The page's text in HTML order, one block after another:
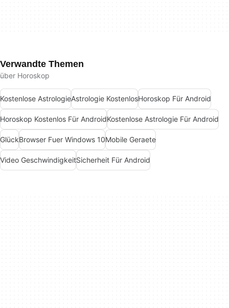
Verwandte Themen
über Horoskop
Kostenlose AstrologieAstrologie KostenlosHoroskop Für Android
Horoskop Kostenlos Für AndroidKostenlose Astrologie Für Android
GlückBrowser Fuer Windows 10Mobile Geraete
Video GeschwindigkeitSicherheit Für Android